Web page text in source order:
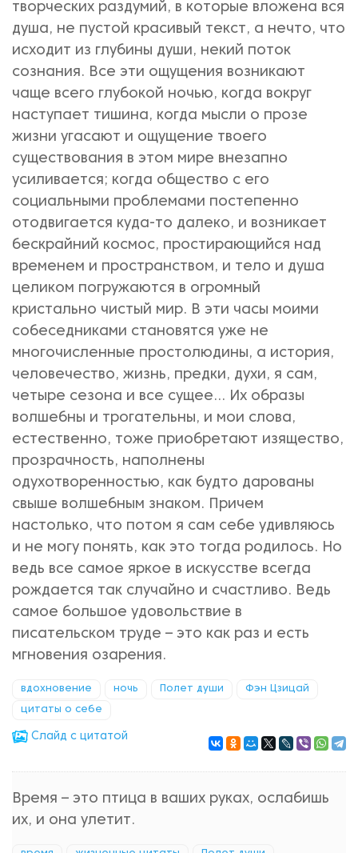
творческих раздумий, в которые вложена вся
душа, не пустой красивый текст, а нечто, что
исходит из глубины души, некий поток
сознания. Все эти ощущения возникают
чаще всего глубокой ночью, когда вокруг
наступает тишина, когда мысли о прозе
жизни угасают и ощущение твоего
существования в этом мире внезапно
усиливается; когда общество с его
социальными проблемами постепенно
отодвигается куда-то далеко, и возникает
бескрайний космос, простирающийся над
временем и пространством, и тело и душа
целиком погружаются в огромный
кристально чистый мир. В эти часы моими
собеседниками становятся уже не
многочисленные простолюдины, а история,
человечество, жизнь, предки, духи, я сам,
четыре сезона и все сущее… Их образы
волшебны и трогательны, и мои слова,
естественно, тоже приобретают изящество,
прозрачность, наполнены
одухотворенностью, как будто дарованы
свыше волшебным знаком. Причем
настолько, что потом я сам себе удивляюсь
и не могу понять, как это тогда родилось. Но
ведь все самое яркое в искусстве всегда
рождается так случайно и счастливо. Ведь
самое большое удовольствие в
писательском труде – это как раз и есть
мгновения озарения.
вдохновение ночь Полет души Фэн Цзицай
цитаты о себе
Cлайд с цитатой
Время – это птица в ваших руках, ослабишь
их, и она улетит.